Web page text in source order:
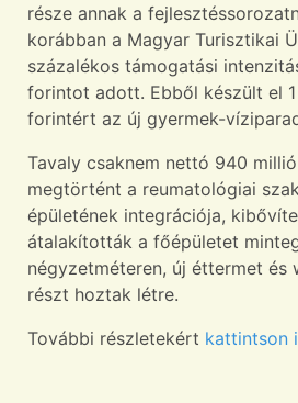
része annak a
korábban a Magyar Turisztikai
százalékos támogatási
forintot adott. Ebből készült el
forintért az új gyermek-
Tavaly csaknem nettó 940
megtörtént a reumatológiai
épületének integrációja,
átalakították a főépületet
négyzetméteren, új éttermet és
részt hoztak létre.
További részletekért kattintson